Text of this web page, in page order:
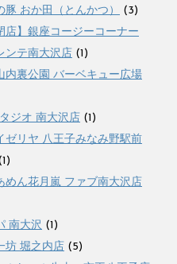
豚 おか田（とんかつ）
(3)
店】銀座コージーコーナー
ンテ南大沢店 (1)
内裏公園 バーベキュー広場
ジオ 南大沢店 (1)
ゼリヤ 八王子みなみ野駅前
めん花月嵐 ファブ南大沢店
南大沢 (1)
坊 堀之内店 (5)